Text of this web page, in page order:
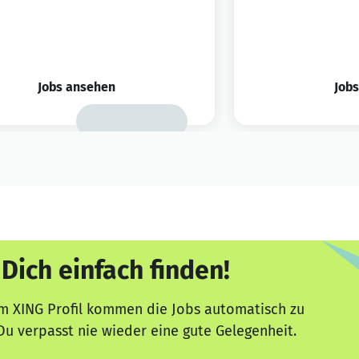
Jobs ansehen
einfach finden!
XING Profil kommen die Jobs automatisch zu
verpasst nie wieder eine gute Gelegenheit.